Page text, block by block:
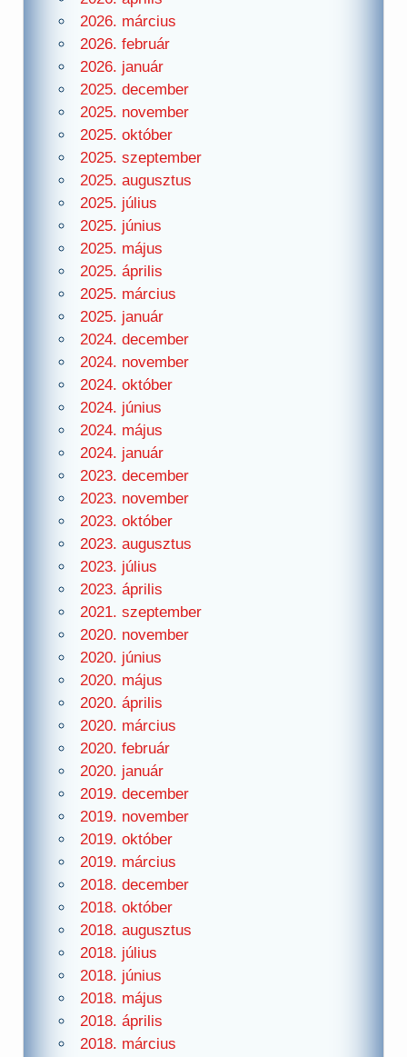
2026. március
2026. február
2026. január
2025. december
2025. november
2025. október
2025. szeptember
2025. augusztus
2025. július
2025. június
2025. május
2025. április
2025. március
2025. január
2024. december
2024. november
2024. október
2024. június
2024. május
2024. január
2023. december
2023. november
2023. október
2023. augusztus
2023. július
2023. április
2021. szeptember
2020. november
2020. június
2020. május
2020. április
2020. március
2020. február
2020. január
2019. december
2019. november
2019. október
2019. március
2018. december
2018. október
2018. augusztus
2018. július
2018. június
2018. május
2018. április
2018. március